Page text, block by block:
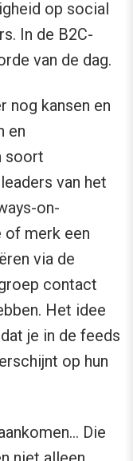
op social
In de B2C-
van de dag.
nog kansen en
en
soort
van het
on-
of merk een
via de
contact
Het idee
je in de feeds
op hun
Die